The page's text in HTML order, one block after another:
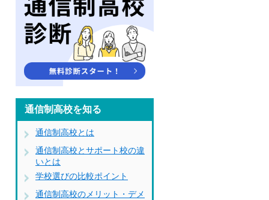
通信制高校を知る
通信制高校とは
通信制高校とサポート校の違
いとは
学校選びの比較ポイント
通信制高校のメリット・デメ